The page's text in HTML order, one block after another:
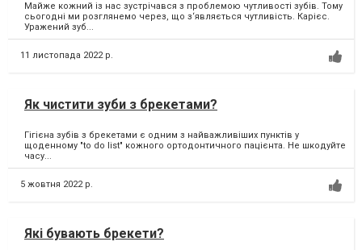
Майже кожний із нас зустрічався з проблемою чутливості зубів. Тому
сьогодні ми розглянемо через, що з‘являється чутливість. Карієс.
Уражений зуб...
11 листопада 2022 р.
Як чистити зуби з брекетами?
Гігієна зубів з брекетами є одним з найважливіших пунктів у
щоденному "to do list" кожного ортодонтичного пацієнта. Не шкодуйте
часу...
5 жовтня 2022 р.
Які бувають брекети?